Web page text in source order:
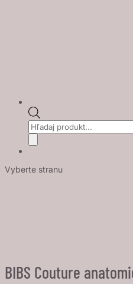
Products
search
Vyberte stranu
BIBS Couture